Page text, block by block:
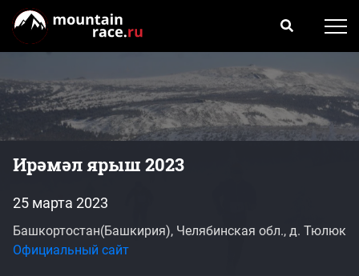
Ирәмәл ярыш 2023
25 марта 2023
Башкортостан(Башкирия), Челябинская обл., д. Тюлюк
Официальный сайт